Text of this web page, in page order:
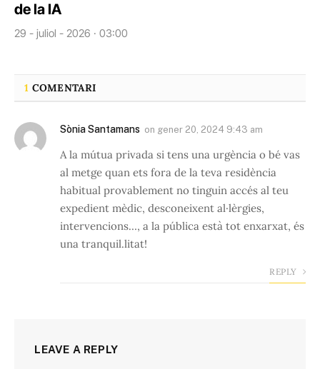
de la IA
29 - juliol - 2026 · 03:00
1 COMENTARI
Sònia Santamans on gener 20, 2024 9:43 am
A la mútua privada si tens una urgència o bé vas
al metge quan ets fora de la teva residència
habitual provablement no tinguin accés al teu
expedient mèdic, desconeixent al·lèrgies,
intervencions…, a la pública està tot enxarxat, és
una tranquil.litat!
REPLY
LEAVE A REPLY